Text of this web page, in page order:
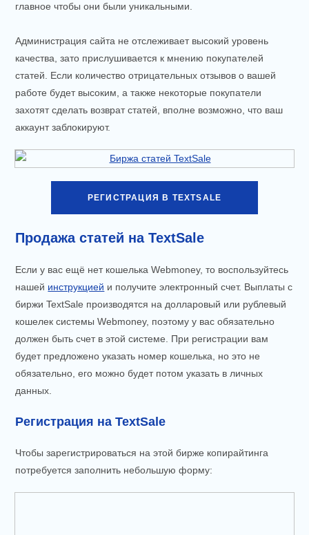
главное чтобы они были уникальными.
Администрация сайта не отслеживает высокий уровень
качества, зато прислушивается к мнению покупателей
статей. Если количество отрицательных отзывов о вашей
работе будет высоким, а также некоторые покупатели
захотят сделать возврат статей, вполне возможно, что ваш
аккаунт заблокируют.
РЕГИСТРАЦИЯ В TEXTSALE
Продажа статей на TextSale
Если у вас ещё нет кошелька Webmoney, то воспользуйтесь
нашей инструкцией и получите электронный счет. Выплаты с
биржи TextSale производятся на долларовый или рублевый
кошелек системы Webmoney, поэтому у вас обязательно
должен быть счет в этой системе. При регистрации вам
будет предложено указать номер кошелька, но это не
обязательно, его можно будет потом указать в личных
данных.
Регистрация на TextSale
Чтобы зарегистрироваться на этой бирже копирайтинга
потребуется заполнить небольшую форму: